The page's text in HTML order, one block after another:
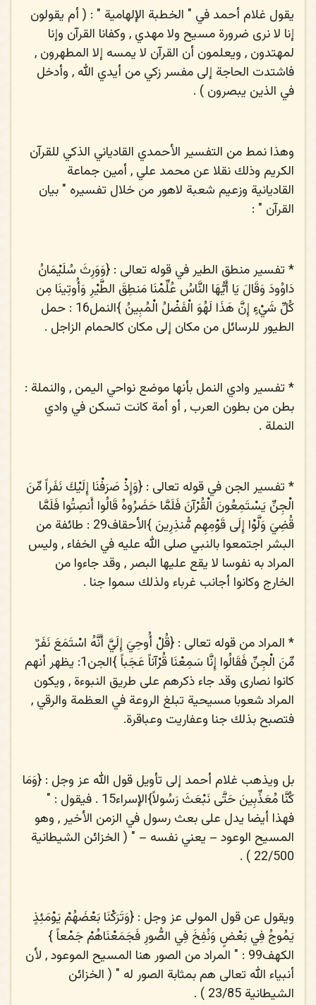
يقول غلام أحمد في " الخطبة الإلهامية " : ( أم يقولون
إنا لا نرى ضرورة مسيح ولا مهدي , وكفانا القرآن وإنا
لمهتدون , ويعلمون أن القرآن لا يمسه إلا المطهرون ,
فاشتدت الحاجة إلى مفسر زكي من أيدي الله , وأدخل
في الذين يبصرون ) .
وهذا نمط من التفسير الأحمدي القادياني الذكي للقرآن
الكريم وذلك نقلا عن محمد علي , أمين جماعة
القاديانية وزعيم شعبة لاهور من خلال تفسيره " بيان
القرآن " :
* تفسير منطق الطير في قوله تعالى : {وَوَرِثَ سُلَيْمَانُ
دَاوُودَ وَقَالَ يَا أَيُّهَا النَّاسُ عُلِّمْنَا مَنطِقَ الطَّيْرِ وَأُوتِينَا مِن
كُلِّ شَيْءٍ إِنَّ هَذَا لَهُوَ الْفَضْلُ الْمُبِينُ
}النمل16 : حمل
الطيور للرسائل من مكان إلى مكان كالحمام الزاجل .
* تفسير وادي النمل بأنها موضع نواحي اليمن , والنملة :
بطن من بطون العرب , أو أمة كانت تسكن في وادي
النملة .
* تفسير الجن في قوله تعالى : {وَإِذْ صَرَفْنَا إِلَيْكَ نَفَراً مِّنَ
الْجِنِّ يَسْتَمِعُونَ الْقُرْآنَ فَلَمَّا حَضَرُوهُ قَالُوا أَنصِتُوا فَلَمَّا
قُضِيَ وَلَّوْا إِلَى قَوْمِهِم مُّنذِرِينَ
}الأحقاف29 : طائفة من
البشر اجتمعوا بالنبي صلى الله عليه في الخفاء , وليس
المراد به نفوسا لا يقع عليها البصر , وقد جاءوا من
الخارج وكانوا أجانب غرباء ولذلك سموا جنا .
* المراد من قوله تعالى : {قُلْ أُوحِيَ إِلَيَّ أَنَّهُ اسْتَمَعَ نَفَرٌ
مِّنَ الْجِنِّ فَقَالُوا إِنَّا سَمِعْنَا قُرْآناً عَجَباً
}الجن1: يظهر أنهم
كانوا نصارى وقد جاء ذكرهم على طريق النبوءة , ويكون
المراد شعوبا مسيحية تبلغ الروعة في العظمة والرقي ,
فتصبح بذلك جنا وعفاريت وعباقرة.
بل ويذهب غلام أحمد إلى تأويل قول الله عز وجل : {وَمَا
كُنَّا مُعَذِّبِينَ حَتَّى نَبْعَثَ رَسُولاً
}الإسراء15 . فيقول : "
فهذا أيضا يدل على بعث رسول في الزمن الأخير , وهو
المسيح الوعود – يعني نفسه – " ( الخزائن الشيطانية
22/500 ) .
ويقول عن قول المولى عز وجل : {وَتَرَكْنَا بَعْضَهُمْ يَوْمَئِذٍ
يَمُوجُ فِي بَعْضٍ وَنُفِخَ فِي الصُّورِ فَجَمَعْنَاهُمْ جَمْعاً}
الكهف99 : " المراد من الصور هنا المسيح الموعود , لأن
أنبياء الله تعالى هم بمثابة الصور له " ( الخزائن
الشيطانية 23/85 ) .